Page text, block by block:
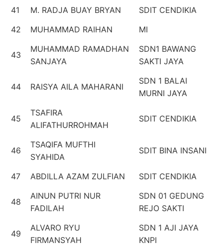
41 M. RADJA BUAY BRYAN
SDIT CENDIKIA
42
MUHAMMAD RAIHAN MI
43
MUHAMMAD RAMADHAN
SANJAYA
SDN1 BAWANG
SAKTI JAYA
44 RAISYA AILA MAHARANI
SDN 1 BALAI
MURNI JAYA
45
TSAFIRA
ALIFATHURROHMAH
SDIT CENDIKIA
46
TSAQIFA MUFTHI
SYAHIDA
SDIT BINA INSANI
47 ABDILLA AZAM ZULFIAN SDIT CENDIKIA
48
AINUN PUTRI NUR
FADILAH
SDN 01 GEDUNG
REJO SAKTI
49
ALVARO RYU
FIRMANSYAH
SDN 1 AJI JAYA
KNPI